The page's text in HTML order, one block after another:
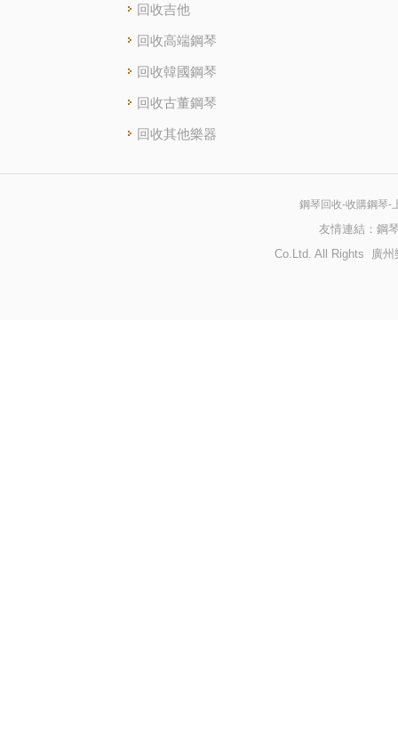
回收吉他
回收高端鋼琴
回收韓國鋼琴
回收古董鋼琴
回收其他樂器
鋼琴回收-收購鋼琴-
友情連結： 鋼
Co.Ltd. All Rights 廣州